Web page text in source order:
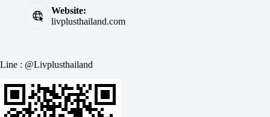
Website:
livplusthailand.com
Line : @Livplusthailand